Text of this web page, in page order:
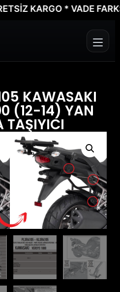
KARGO * VADE
KAWASAKI
(12-14) YAN
TAŞIYICI